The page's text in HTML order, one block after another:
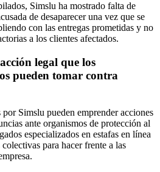
Simslu ha mostrado falta de
de desaparecer una vez que se
con las entregas prometidas y no
a los clientes afectados.
legal que los
pueden tomar contra
Simslu pueden emprender acciones
ante organismos de protección al
especializados en estafas en línea
para hacer frente a las